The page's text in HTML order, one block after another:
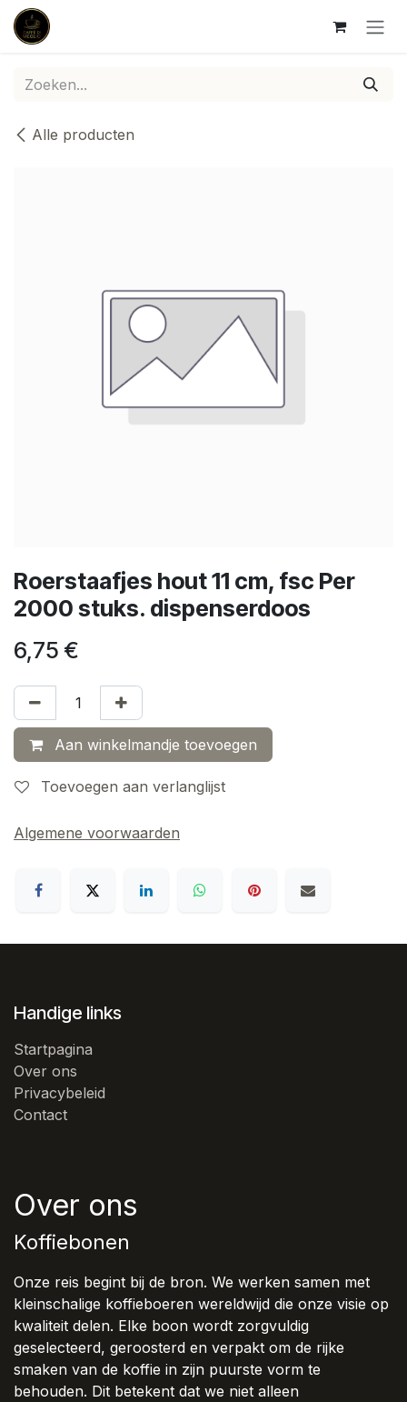
Overslaan naar inhoud
Alle producten
Roerstaafjes hout 11 cm, fsc Per
2000 stuks. dispenserdoos
6,75 €
Aan winkelmandje toevoegen
Toevoegen aan verlanglijst
Algemene voorwaarden
Handige links
Startpagina
Over ons
Privacybeleid
Contact
Over ons
Koffiebonen
Onze reis begint bij de bron. We werken samen met
kleinschalige koffieboeren wereldwijd die onze visie op
kwaliteit delen. Elke boon wordt zorgvuldig
geselecteerd, geroosterd en verpakt om de rijke
smaken van de koffie in zijn puurste vorm te
behouden. Dit betekent dat we niet alleen